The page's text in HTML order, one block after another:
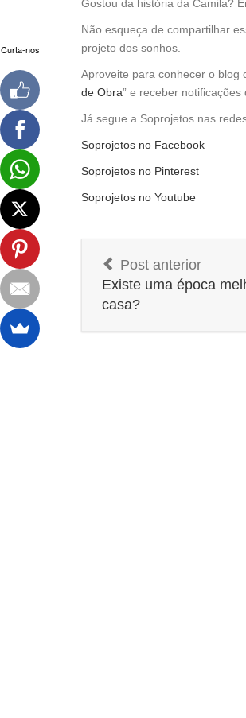
Gostou da história da Camila?
Não esqueça de compartilhar
projeto dos sonhos.
Aproveite para conhecer o blog
de Obra” e receber
Já segue a Soprojetos nas
Soprojetos no Facebook
Soprojetos no Pinterest
Soprojetos no Youtube
Post anterior
Existe uma época
casa?
Curta-nos